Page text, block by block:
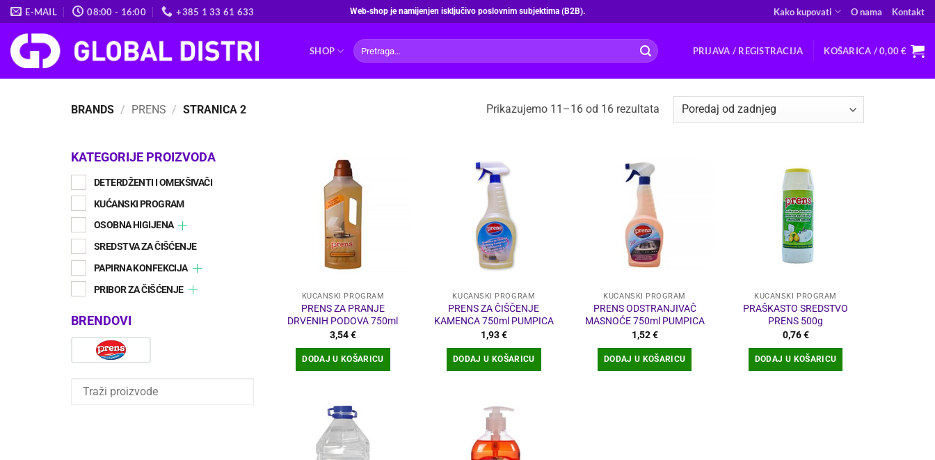
Skip
to
content
E-MAIL 08:00 - 16:00 +385 1 33 61 633 Web‑shop je namijenjen isključivo poslovnim subjektima (B2B). Kako kupovati O nama Kontakt
SHOP
Pretraži:
PRIJAVA / REGISTRACIJA KOŠARICA /0,00€
BRANDS / PRENS / STRANICA 2 Prikazujemo 11–16 od 16 rezultataPoredano
KATEGORIJE PROIZVODA
DETERDŽENTI I OMEKŠIVAČI
KUĆANSKI PROGRAM
OSOBNA HIGIJENA
SREDSTVA ZA ČIŠĆENJE
PAPIRNA KONFEKCIJA
PRIBOR ZA ČIŠĆENJE
BRENDOVI
KUĆANSKI PROGRAM
PRENS ZA PRANJE
DRVENIH PODOVA 750ml
3,54€
DODAJ U KOŠARICU
KUĆANSKI PROGRAM
PRENS ZA ČIŠČENJE
KAMENCA 750ml PUMPICA
1,93€
DODAJ U KOŠARICU
KUĆANSKI PROGRAM
PRENS ODSTRANJIVAČ
MASNOĆE 750ml PUMPICA
1,52€
DODAJ U KOŠARICU
KUĆANSKI PROGRAM
PRAŠKASTO SREDSTVO
PRENS 500g
0,76€
DODAJ U KOŠARICU